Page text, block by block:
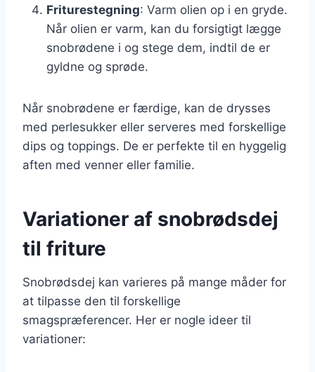
Friturestegning: Varm olien op i en gryde.
Når olien er varm, kan du forsigtigt lægge
snobrødene i og stege dem, indtil de er
gyldne og sprøde.
Når snobrødene er færdige, kan de drysses
med perlesukker eller serveres med forskellige
dips og toppings. De er perfekte til en hyggelig
aften med venner eller familie.
Variationer af snobrødsdej
til friture
Snobrødsdej kan varieres på mange måder for
at tilpasse den til forskellige
smagspræferencer. Her er nogle ideer til
variationer: